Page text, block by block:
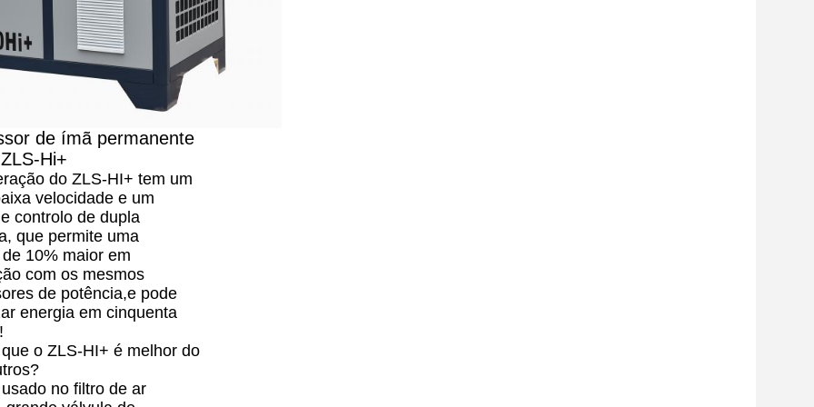
de ímã permanente
Hi+
do ZLS-HI+ tem um
velocidade e um
controlo de dupla
que permite uma
10% maior em
com os mesmos
de potência,e pode
energia em cinquenta
o ZLS-HI+ é melhor do
no filtro de ar